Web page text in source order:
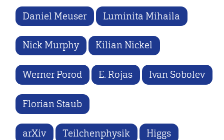
Daniel Meuser Luminita Mihaila
Nick Murphy Kilian Nickel
Werner Porod E. Rojas Ivan Sobolev
Florian Staub
arXiv Teilchenphysik Higgs